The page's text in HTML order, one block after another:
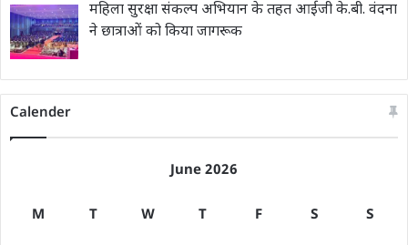
महिला सुरक्षा संकल्प अभियान के तहत आईजी के.बी. वंदना
ने छात्राओं को किया जागरूक
Calender
June 2026
M T W T F S S